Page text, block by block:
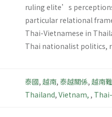
ruling elite’s
particular relational
Thai-Vietnamese in
Thai nationalist politics,
泰國, 越南, 泰越關係, 越南
Thailand, Vietnam, ,